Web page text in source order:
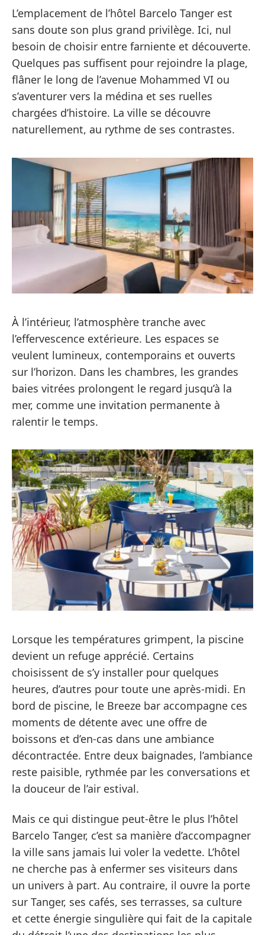
L’emplacement de l’hôtel Barcelo Tanger est
sans doute son plus grand privilège. Ici, nul
besoin de choisir entre farniente et découverte.
Quelques pas suffisent pour rejoindre la plage,
flâner le long de l’avenue Mohammed VI ou
s’aventurer vers la médina et ses ruelles
chargées d’histoire. La ville se découvre
naturellement, au rythme de ses contrastes.
À l’intérieur, l’atmosphère tranche avec
l’effervescence extérieure. Les espaces se
veulent lumineux, contemporains et ouverts
sur l’horizon. Dans les chambres, les grandes
baies vitrées prolongent le regard jusqu’à la
mer, comme une invitation permanente à
ralentir le temps.
Lorsque les températures grimpent, la piscine
devient un refuge apprécié. Certains
choisissent de s’y installer pour quelques
heures, d’autres pour toute une après-midi. En
bord de piscine, le Breeze bar accompagne ces
moments de détente avec une offre de
boissons et d’en-cas dans une ambiance
décontractée. Entre deux baignades, l’ambiance
reste paisible, rythmée par les conversations et
la douceur de l’air estival.
Mais ce qui distingue peut-être le plus l’hôtel
Barcelo Tanger, c’est sa manière d’accompagner
la ville sans jamais lui voler la vedette. L’hôtel
ne cherche pas à enfermer ses visiteurs dans
un univers à part. Au contraire, il ouvre la porte
sur Tanger, ses cafés, ses terrasses, sa culture
et cette énergie singulière qui fait de la capitale